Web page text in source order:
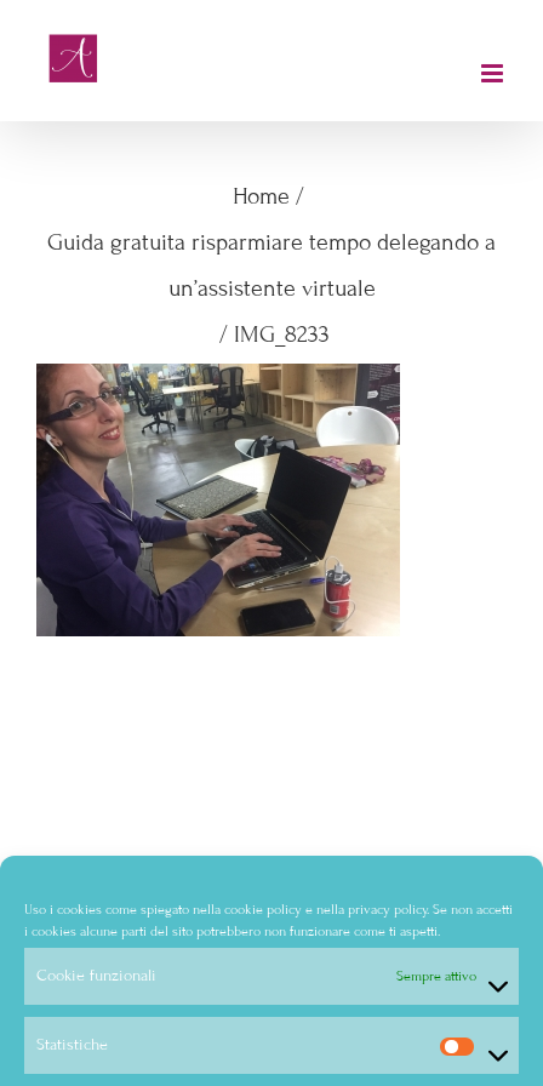
Uso i cookies come spiegato nella cookie policy e nella privacy policy. Se non accetti
i cookies alcune parti del sito potrebbero non funzionare come ti aspetti.
Cookie funzionali Sempre attivo
Statistiche
Home /
Guida gratuita risparmiare tempo delegando a
un’assistente virtuale
/ IMG_8233